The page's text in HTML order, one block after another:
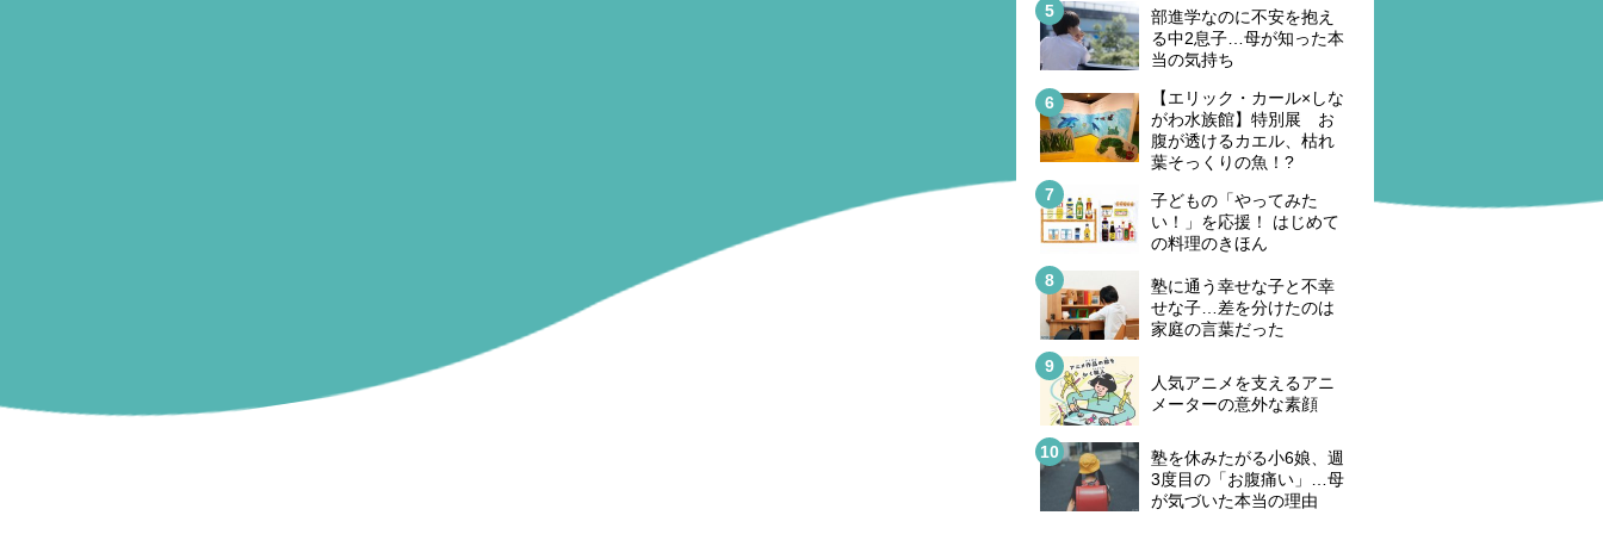
部進学なのに不安を抱え
る中2息子…母が知った本
当の気持ち
【エリック・カール×しな
がわ水族館】特別展 お
腹が透けるカエル、枯れ
葉そっくりの魚！?
子どもの「やってみた
い！」を応援！ はじめて
の料理のきほん
塾に通う幸せな子と不幸
せな子…差を分けたのは
家庭の言葉だった
人気アニメを支えるアニ
メーターの意外な素顔
塾を休みたがる小6娘、週
3度目の「お腹痛い」…母
が気づいた本当の理由